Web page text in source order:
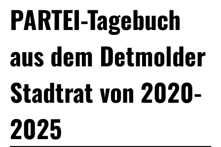
PARTEI-Tagebuch
aus dem Detmolder
Stadtrat von 2020-
2025